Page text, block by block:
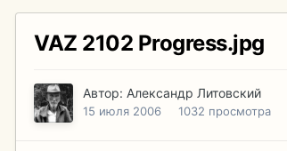
VAZ 2102 Progress.jpg
Автор: Александр Литовский
15 июля 2006 1032 просмотра